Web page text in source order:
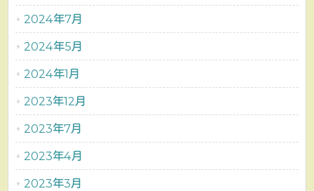
2024年7月
2024年5月
2024年1月
2023年12月
2023年7月
2023年4月
2023年3月